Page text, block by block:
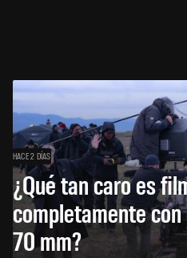
HACE 2 DÍAS
¿Qué tan caro es
completamente
70 mm?